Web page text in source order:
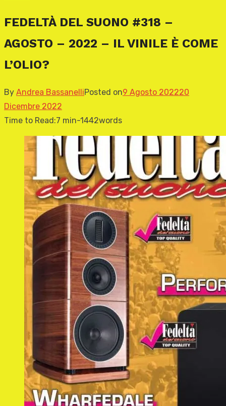
FEDELTÀ DEL SUONO #318 –
AGOSTO – 2022 – IL VINILE È COME
L’OLIO?
By Andrea BassanelliPosted on9 Agosto 202220
Dicembre 2022
Time to Read:7 min-1442words